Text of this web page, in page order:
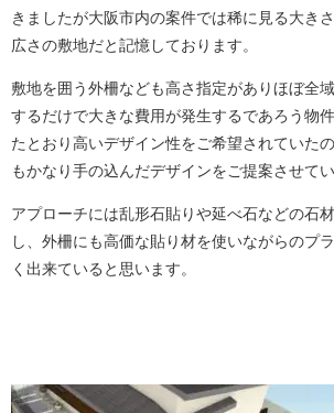
きましたが大阪市内の案件では稀に見る大き
広さの敷地だと記憶しております。
敷地を囲う外柵なども高さ指定がありほぼ全
するだけで大きな費用が発生するであろう物
たとおり高いデザイン性をご希望されていた
もかなり手の込んだデザインをご提案させて
アプローチには乱形石貼りや延べ石などの石
し、外柵にも高価な貼り材を使いながらのプ
く出来ていると思います。